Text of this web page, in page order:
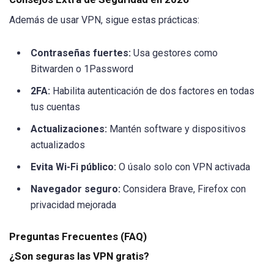
Además de usar VPN, sigue estas prácticas:
Contraseñas fuertes: Usa gestores como
Bitwarden o 1Password
2FA: Habilita autenticación de dos factores en todas
tus cuentas
Actualizaciones: Mantén software y dispositivos
actualizados
Evita Wi-Fi público: O úsalo solo con VPN activada
Navegador seguro: Considera Brave, Firefox con
privacidad mejorada
Preguntas Frecuentes (FAQ)
¿Son seguras las VPN gratis?